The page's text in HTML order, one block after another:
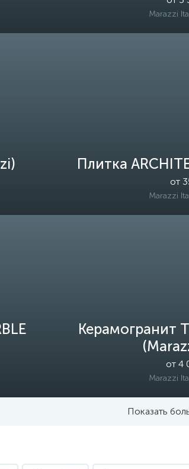
Marazzi
Плитка
от
Marazzi
Керамогранит
от 4
Marazzi
Показать